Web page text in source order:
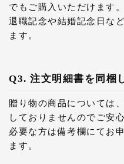
でもご購入いただけます。
退職記念や結婚記念日な
ます。
Q3. 注文明細書を同梱
贈り物の商品については
しておりませんのでご安
必要な方は備考欄にてお
ます。